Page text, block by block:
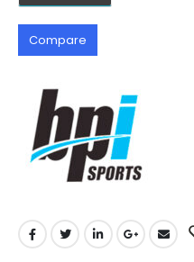
Compare